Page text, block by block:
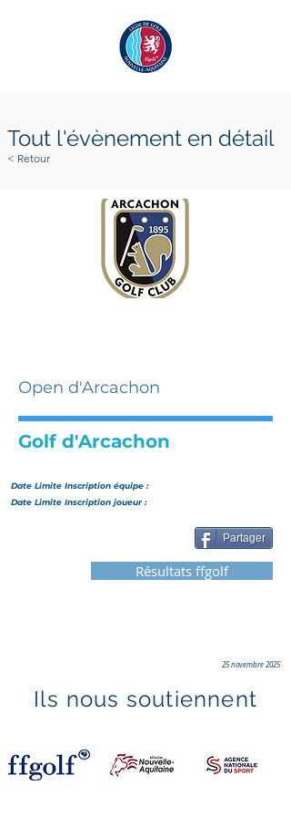
Open d'Arcachon
Golf d'Arcachon
Date Limite Inscription équipe :
Date Limite Inscription joueur :
Partager
Résultats ffgolf
25 novembre 2025
Tout l'évènement en détail
< Retour
Ils nous soutiennent